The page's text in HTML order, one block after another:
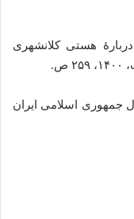
هستی کلانشهری
ص.
جمهوری اسلامی ایران